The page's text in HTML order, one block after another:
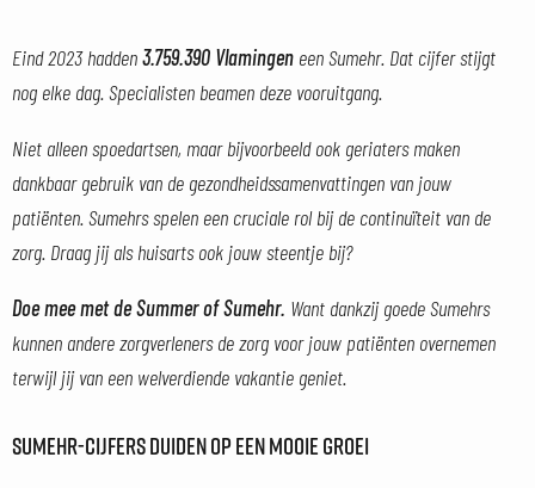
Eind 2023 hadden3.759.390 Vlamingen een Sumehr. Dat cijfer stijgt
nog elke dag. Specialisten beamen deze vooruitgang.
Niet alleen spoedartsen, maar bijvoorbeeld ook geriaters maken
dankbaar gebruik van de gezondheidssamenvattingen van jouw
patiënten. Sumehrs spelen een cruciale rol bij de continuïteit van de
zorg. Draag jij als huisarts ook jouw steentje bij?
Doe mee met de Summer of Sumehr. Want dankzij goede Sumehrs
kunnen andere zorgverleners de zorg voor jouw patiënten overnemen
terwijl jij van een welverdiende vakantie geniet.
SUMEHR-CIJFERS DUIDEN OP EEN MOOIE GROEI